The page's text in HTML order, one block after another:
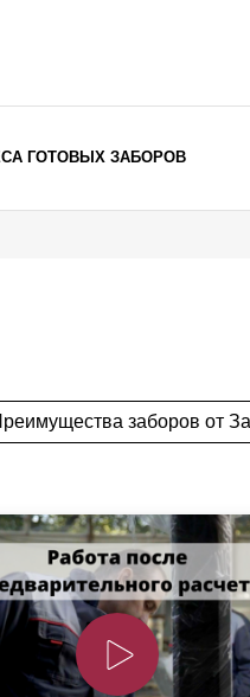
Забор
ВЫБОР
Высокие
Красивые,
ГОТОВЫХ ЗАБОРОВ
заборов от